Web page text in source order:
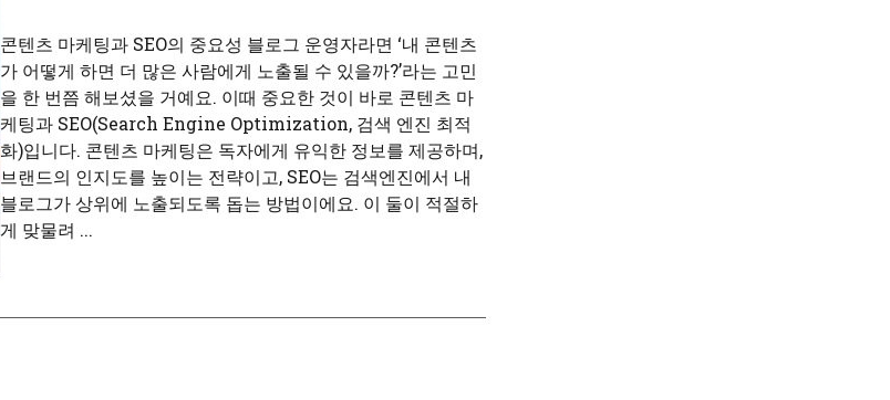
콘텐츠 마케팅과 SEO의 중요성 블로그 운영자라면 ‘내 콘텐츠
가 어떻게 하면 더 많은 사람에게 노출될 수 있을까?’라는 고민
을 한 번쯤 해보셨을 거예요. 이때 중요한 것이 바로 콘텐츠 마
케팅과 SEO(Search Engine Optimization, 검색 엔진 최적
화)입니다. 콘텐츠 마케팅은 독자에게 유익한 정보를 제공하며,
브랜드의 인지도를 높이는 전략이고, SEO는 검색엔진에서 내
블로그가 상위에 노출되도록 돕는 방법이에요. 이 둘이 적절하
게 맞물려 ...